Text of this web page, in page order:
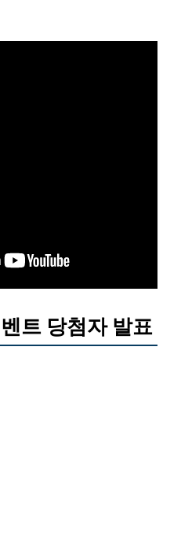
트 당첨자 발표